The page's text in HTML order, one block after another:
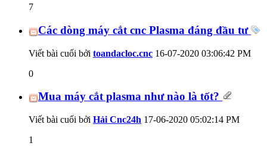
7
Các dòng máy cắt cnc Plasma đáng đầu tư
Viết bài cuối bởi toandacloc.cnc 16-07-2020 03:06:42 PM
0
Mua máy cắt plasma như nào là tốt?
Viết bài cuối bởi Hải Cnc24h 17-06-2020 05:02:14 PM
1